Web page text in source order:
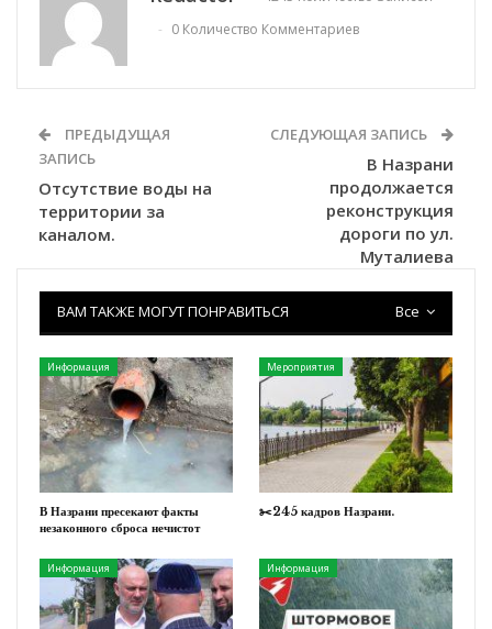
0 Количество Комментариев
ПРЕДЫДУЩАЯ
ЗАПИСЬ
Отсутствие воды на
территории за
каналом.
СЛЕДУЮЩАЯ ЗАПИСЬ
В Назрани
продолжается
реконструкция
дороги по ул.
Муталиева
Все
ВАМ ТАКЖЕ МОГУТ ПОНРАВИТЬСЯ
Информация
В Назрани пресекают факты
незаконного сброса нечистот
Мероприятия
✂️245 кадров Назрани.
Информация Информация